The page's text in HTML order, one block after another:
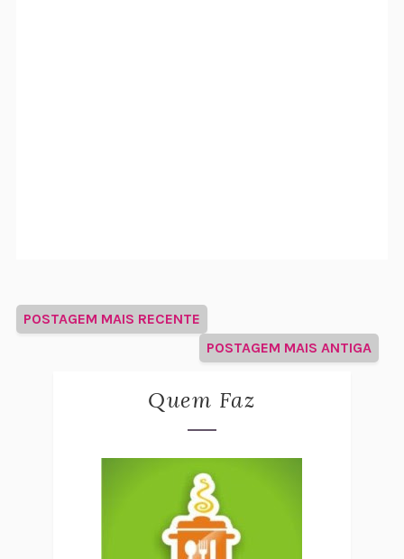
POSTAGEM MAIS RECENTE
POSTAGEM MAIS ANTIGA
Quem Faz